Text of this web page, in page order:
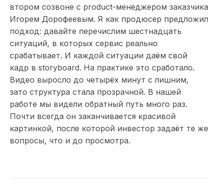
втором созвоне с product-менеджером заказчика
Игорем Дорофеевым. Я как продюсер предложил
подход: давайте перечислим шестнадцать
ситуаций, в которых сервис реально
срабатывает. И каждой ситуации даём свой
кадр в storyboard. На практике это сработало.
Видео выросло до четырёх минут с лишним,
зато структура стала прозрачной. В нашей
работе мы видели обратный путь много раз.
Почти всегда он заканчивается красивой
картинкой, после которой инвестор задаёт те же
вопросы, что и до просмотра.